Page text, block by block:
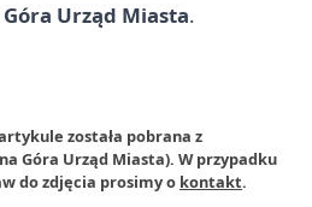
Urząd Miasta.
została pobrana z
Góra Urząd Miasta). W przypadku
do zdjęcia prosimy o kontakt.